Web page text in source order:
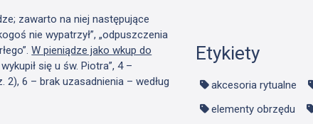
zawarto na niej następujące
nie wypatrzył”, „odpuszczenia
W pieniądze jako wkup do
się u św. Piotra”, 4 –
2), 6 – brak uzasadnienia – według
Etykiety
akcesoria rytualne
elementy obrzędu